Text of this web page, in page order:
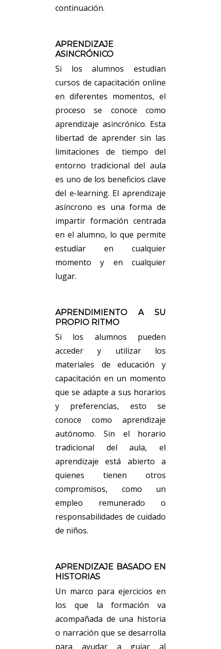
continuación.
APRENDIZAJE
ASINCRÓNICO
Si los alumnos estudian
cursos de capacitación online
en diferentes momentos, el
proceso se conoce como
aprendizaje asincrónico. Esta
libertad de aprender sin las
limitaciones de tiempo del
entorno tradicional del aula
es uno de los beneficios clave
del e-learning. El aprendizaje
asíncrono es una forma de
impartir formación centrada
en el alumno, lo que permite
estudiar en cualquier
momento y en cualquier
lugar.
APRENDIMIENTO A SU
PROPIO RITMO
Si los alumnos pueden
acceder y utilizar los
materiales de educación y
capacitación en un momento
que se adapte a sus horarios
y preferencias, esto se
conoce como aprendizaje
autónomo. Sin el horario
tradicional del aula, el
aprendizaje está abierto a
quienes tienen otros
compromisos, como un
empleo remunerado o
responsabilidades de cuidado
de niños.
APRENDIZAJE BASADO EN
HISTORIAS
Un marco para ejercicios en
los que la formación va
acompañada de una historia
o narración que se desarrolla
para ayudar a guiar al